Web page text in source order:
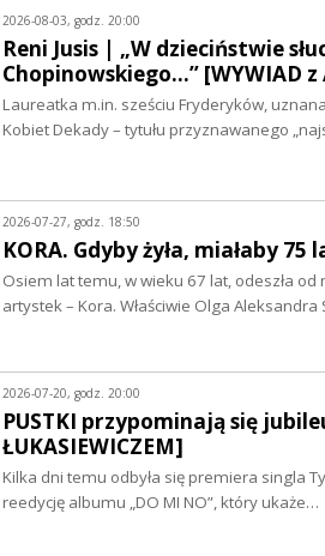
2026-08-03, godz. 20:00
Reni Jusis | „W dzieciństwie
Chopinowskiego…” [WYWIAD z
Laureatka m.in. sześciu Fryderyków,
Kobiet Dekady – tytułu przyznawanego
2026-07-27, godz. 18:50
KORA. Gdyby żyła, miałaby
Osiem lat temu, w wieku 67 lat, odeszła
artystek – Kora. Właściwie Olga
2026-07-20, godz. 20:00
PUSTKI przypominają się
ŁUKASIEWICZEM]
Kilka dni temu odbyła się premiera singla
reedycję albumu „DO MI NO”, który ukaże…